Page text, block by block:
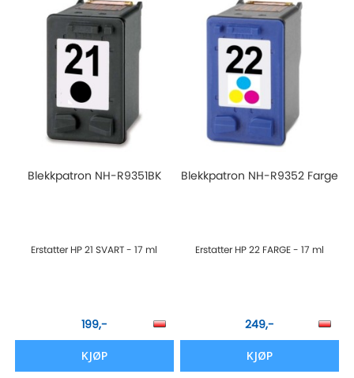
Blekkpatron NH-R9351BK
Erstatter HP 21 SVART - 17 ml
199,-
KJØP
Blekkpatron NH-R9352 Farge
Erstatter HP 22 FARGE - 17 ml
249,-
KJØP